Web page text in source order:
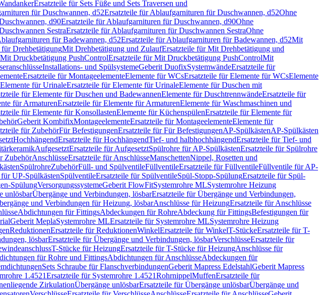
Ersatzteile für Sets Füße und Sets Traversen und
für Duschwannen, d52Ersatzteile für Ablaufgarnituren für Duschwannen, d52Ohne
d90Ersatzteile für Ablaufgarnituren für Duschwannen, d90Ohne
SestraErsatzteile für Ablaufgarnituren für Duschwannen SestraOhne
für Badewannen, d52Ersatzteile für Ablaufgarnituren für Badewannen, d52Mit
für DrehbetätigungMit Drehbetätigung und ZulaufErsatzteile für Mit Drehbetätigung und
Mit Druckbetätigung PushControlErsatzteile für Mit Druckbetätigung PushControlMit
Installations- und SpülsystemeGeberit DuofixSystemwändeErsatzteile für
Ersatzteile für MontageelementeElemente für WCsErsatzteile für Elemente für WCsElemente
Elemente für UrinaleErsatzteile für Elemente für UrinaleElemente für Duschen mit
für Elemente für Duschen und BadewannenElemente für DuschtrennwändeErsatzteile für
für ArmaturenErsatzteile für Elemente für ArmaturenElemente für Waschmaschinen und
für Elemente für KonsollastenElemente für KüchenspülenErsatzteile für Elemente für
Geberit KombifixMontageelementeErsatzteile für MontageelementeElemente für
für ZubehörFür BefestigungenErsatzteile für Für BefestigungenAP-SpülkästenAP-Spülkästen
HochhängendErsatzteile für HochhängendTief- und halbhochhängendErsatzteile für Tief- und
AufgesetztErsatzteile für AufgesetztSpülrohre für AP-SpülkästenErsatzteile für Spülrohre
ZubehörAnschlüsseErsatzteile für AnschlüsseManschettenNippel, Rosetten und
SpülrohreZubehörFüll- und SpülventileFüllventileErsatzteile für FüllventileFüllventile für AP-
UP-SpülkästenSpülventileErsatzteile für SpülventileSpül-Stopp-SpülungErsatzteile für Spül-
SpülungVersorgungssystemeGeberit FlowFitSystemrohre MLSystemrohre Heizung
unlösbarÜbergänge und Verbindungen, lösbarErsatzteile für Übergänge und Verbindungen,
und Verbindungen für Heizung, lösbarAnschlüsse für HeizungErsatzteile für Anschlüsse
Abdichtungen für FittingsAbdeckungen für RohreAbdeckung für FittingsBefestigungen für
Geberit MeplaSystemrohre MLErsatzteile für Systemrohre MLSystemrohre Heizung
ReduktionenErsatzteile für ReduktionenWinkelErsatzteile für WinkelT-StückeErsatzteile für T-
lösbarErsatzteile für Übergänge und Verbindungen, lösbarVerschlüsseErsatzteile für
T-Stücke für HeizungErsatzteile für T-Stücke für HeizungAnschlüsse für
für Rohre und FittingsAbdichtungen für AnschlüsseAbdeckungen für
Sets Schraube für FlanschverbindungenGeberit Mapress EdelstahlGeberit Mapress
1.4521Ersatzteile für Systemrohre 1.4521RohrnippelMuffenErsatzteile für
ZirkulationÜbergänge unlösbarErsatzteile für Übergänge unlösbarÜbergänge und